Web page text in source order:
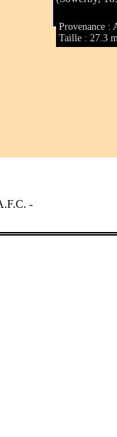
Provenance :
Taille : 27.3
-